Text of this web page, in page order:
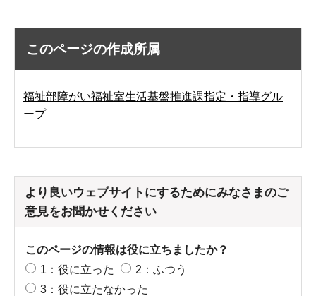
このページの作成所属
福祉部障がい福祉室生活基盤推進課指定・指導グル
ープ
より良いウェブサイトにするためにみなさまのご
意見をお聞かせください
このページの情報は役に立ちましたか？
1：役に立った
2：ふつう
3：役に立たなかった